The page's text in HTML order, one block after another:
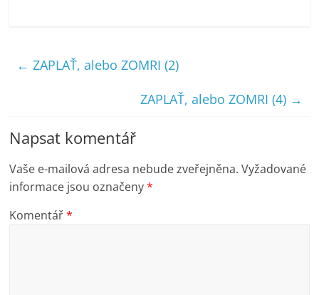
← ZAPLAŤ, alebo ZOMRI (2)
ZAPLAŤ, alebo ZOMRI (4) →
Napsat komentář
Vaše e-mailová adresa nebude zveřejněna. Vyžadované
informace jsou označeny*
Komentář*